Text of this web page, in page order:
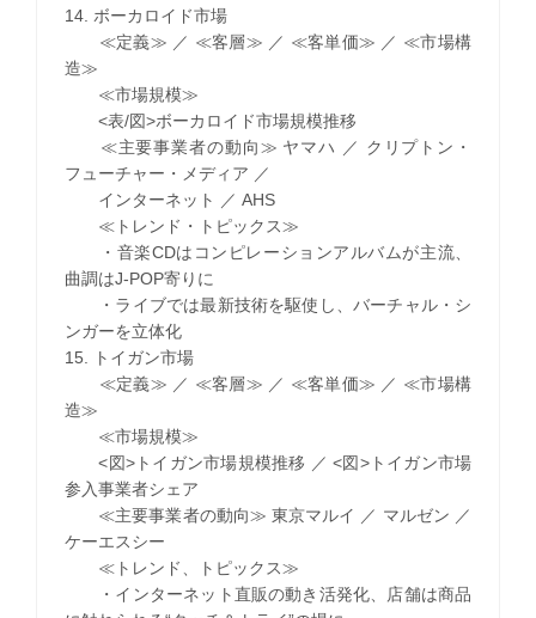
14. ボーカロイド市場
≪定義≫ ／ ≪客層≫ ／ ≪客単価≫ ／ ≪市場構
造≫
≪市場規模≫
<表/図>ボーカロイド市場規模推移
≪主要事業者の動向≫ ヤマハ ／ クリプトン・
フューチャー・メディア ／
インターネット ／ AHS
≪トレンド・トピックス≫
・音楽CDはコンピレーションアルバムが主流、
曲調はJ-POP寄りに
・ライブでは最新技術を駆使し、バーチャル・シ
ンガーを立体化
15. トイガン市場
≪定義≫ ／ ≪客層≫ ／ ≪客単価≫ ／ ≪市場構
造≫
≪市場規模≫
<図>トイガン市場規模推移 ／ <図>トイガン市場
参入事業者シェア
≪主要事業者の動向≫ 東京マルイ ／ マルゼン ／
ケーエスシー
≪トレンド、トピックス≫
・インターネット直販の動き活発化、店舗は商品